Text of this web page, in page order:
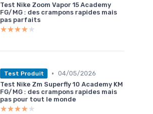
Test Nike Zoom Vapor 15 Academy
FG/MG : des crampons rapides mais
pas parfaits
★★★★★
★★★★★
Test Produit • 04/05/2026
Test Nike Zm Superfly 10 Academy KM
FG/MG : des crampons rapides mais
pas pour tout le monde
★★★★★
★★★★★